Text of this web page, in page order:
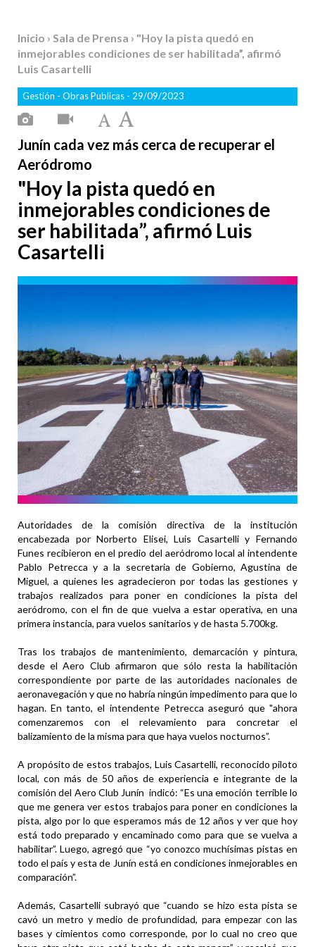
Inicio › Sala de Prensa › "Hoy la pista quedó en
inmejorables condiciones de ser habilitada”, afirmó
Luis Casartelli
Gestión - Obras Publicas - 29/09/2023
Junín cada vez más cerca de recuperar el
Aeródromo
"Hoy la pista quedó en
inmejorables condiciones de
ser habilitada”, afirmó Luis
Casartelli
Autoridades de la comisión directiva de la institución
encabezada por Norberto Elisei, Luis Casartelli y Fernando
Funes recibieron en el predio del aeródromo local al intendente
Pablo Petrecca y a la secretaria de Gobierno, Agustina de
Miguel, a quienes les agradecieron por todas las gestiones y
trabajos realizados para poner en condiciones la pista del
aeródromo, con el fin de que vuelva a estar operativa, en una
primera instancia, para vuelos sanitarios y de hasta 5.700kg.
Tras los trabajos de mantenimiento, demarcación y pintura,
desde el Aero Club afirmaron que sólo resta la habilitación
correspondiente por parte de las autoridades nacionales de
aeronavegación y que no habría ningún impedimento para que lo
hagan. En tanto, el intendente Petrecca aseguró que "ahora
comenzaremos con el relevamiento para concretar el
balizamiento de la misma para que haya vuelos nocturnos”.
A propósito de estos trabajos, Luis Casartelli, reconocido piloto
local, con más de 50 años de experiencia e integrante de la
comisión del Aero Club Junín indicó: “Es una emoción terrible lo
que me genera ver estos trabajos para poner en condiciones la
pista, algo por lo que esperamos más de 12 años y ver que hoy
está todo preparado y encaminado como para que se vuelva a
habilitar”. Luego, agregó que “yo conozco muchísimas pistas en
todo el país y esta de Junín está en condiciones inmejorables en
comparación”.
Además, Casartelli subrayó que “cuando se hizo esta pista se
cavó un metro y medio de profundidad, para empezar con las
bases y cimientos como corresponde, por lo cual no creo que